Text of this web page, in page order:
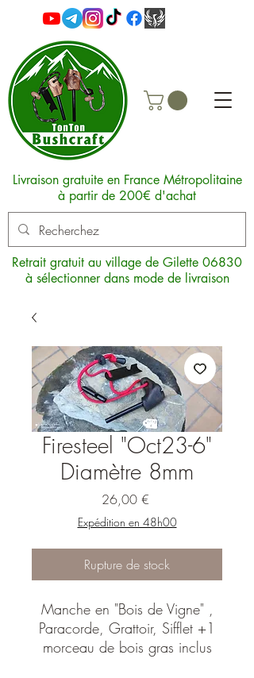
Livraison gratuite en France Métropolitaine
à partir de 200€ d'achat
Retrait gratuit au village de Gilette 06830
à sélectionner dans mode de livraison
Firesteel "Oct23-6"
Diamètre 8mm
26,00 €Prix
Expédition en 48h00
Rupture de stock
Manche en "Bois de Vigne" ,
Paracorde, Grattoir, Sifflet +1
morceau de bois gras inclus